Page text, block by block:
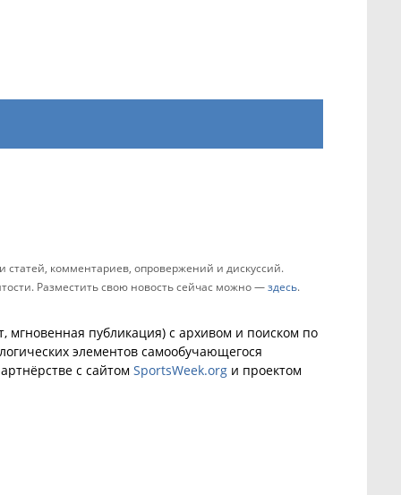
комментариев, опровержений и дискуссий.
Разместить свою новость сейчас можно —здесь.
публикация) с архивом и поиском по
элементов самообучающегося
с сайтом SportsWeek.org и проектом